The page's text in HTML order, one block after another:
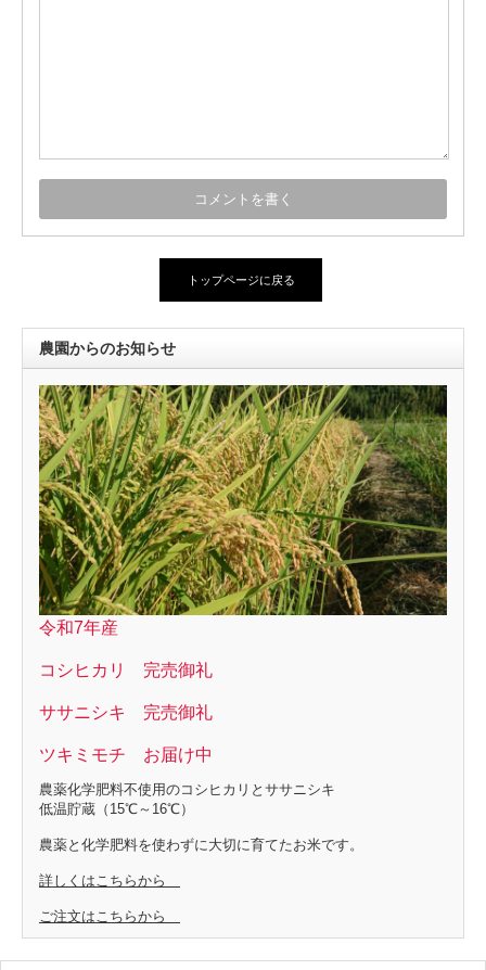
トップページに戻る
農園からのお知らせ
令和7年産
コシヒカリ 完売御礼
ササニシキ 完売御礼
ツキミモチ お届け中
農薬化学肥料不使用のコシヒカリとササニシキ
低温貯蔵（15℃～16℃）
農薬と化学肥料を使わずに大切に育てたお米です。
詳しくはこちらから
ご注文はこちらから